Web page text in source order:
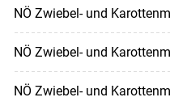
NÖ Zwiebel- und
NÖ Zwiebel- und
NÖ Zwiebel- und